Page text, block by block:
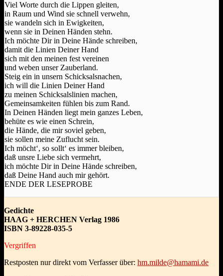
Viel Worte durch die Lippen gleiten,
in Raum und Wind sie schnell verwehn,
sie wandeln sich in Ewigkeiten,
wenn sie in Deinen Händen stehn.
Ich möchte Dir in Deine Hände schreiben,
damit die Linien Deiner Hand
sich mit den meinen fest vereinen
und weben unser Zauberland.
Steig ein in unsern Schicksalsnachen,
ich will die Linien Deiner Hand
zu meinen Schicksalslinien machen,
Gemeinsamkeiten fühlen bis zum Rand.
In Deinen Händen liegt mein ganzes Leben,
behüte es wie einen Schrein,
die Hände, die mir soviel geben,
sie sollen meine Zuflucht sein.
Ich möcht‘, so sollt‘ es immer bleiben,
daß unsre Liebe sich vermehrt,
ich möchte Dir in Deine Hände schreiben,
daß Deine Hand auch mir gehört.
ENDE DER LESEPROBE
Gedichte
HAAG + HERCHEN Verlag 1986
ISBN 3-89228-035-5
Vergriffen
Restposten nur direkt vom Verfasser über: hm.milde@hamami.de